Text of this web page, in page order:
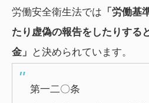
労働安全衛生法では 「労働基
たり虚偽の報告をしたりする
金」
と決められています。
第一二〇条